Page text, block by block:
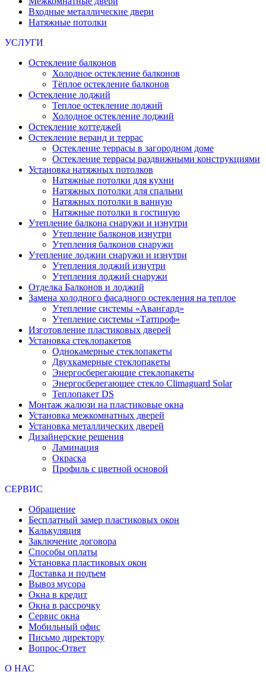
Входные металлические двери
Натяжные потолки
УСЛУГИ
Остекление балконов
Холодное остекление балконов
Тёплое остекление балконов
Остекление лоджий
Теплое остекление лоджий
Холодное остекление лоджий
Остекление коттеджей
Остекление веранд и террас
Остекление террасы в загородном доме
Остекление террасы раздвижными конструкциями
Установка натяжных потолков
Натяжные потолки для кухни
Натяжных потолки для спальни
Натяжных потолки в ванную
Натяжные потолки в гостиную
Утепление балкона снаружи и изнутри
Утепление балконов изнутри
Утепления балконов снаружи
Утепление лоджии снаружи и изнутри
Утепления лоджий изнутри
Утепления лоджий снаружи
Отделка Балконов и лоджий
Замена холодного фасадного остекления на теплое
Утепление системы «Авангард»
Утепление системы «Татпроф»
Изготовление пластиковых дверей
Установка стеклопакетов
Однокамерные стеклопакеты
Двухкамерные стеклопакеты
Энергосберегающие стеклопакеты
Энергосберегающее стекло Climaguard Solar
Теплопакет DS
Монтаж жалюзи на пластиковые окна
Установка межкомнатных дверей
Установка металлических дверей
Дизайнерские решения
Ламинация
Окраска
Профиль с цветной основой
СЕРВИС
Обращение
Бесплатный замер пластиковых окон
Калькуляция
Заключение договора
Способы оплаты
Установка пластиковых окон
Доставка и подъем
Вывоз мусора
Окна в кредит
Окна в рассрочку
Сервис окна
Мобильный офис
Письмо директору
Вопрос-Ответ
О НАС